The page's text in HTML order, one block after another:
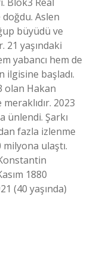
Aslen
büyüdü ve
21 yaşındaki
yabancı hem de
ilgisine başladı.
olan Hakan
2023
ünlendi. Şarkı
fazla izlenme
milyona ulaştı.
1880
(40 yaşında)